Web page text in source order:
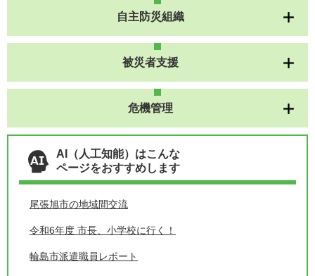
自主防災組織
被災者支援
危機管理
AI（人工知能）はこんな
ページをおすすめします
尾張旭市の地域間交流
令和6年度 市長、小学校に行く！
輪島市派遣職員レポート